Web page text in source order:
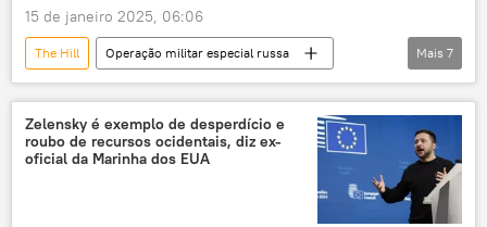
15 de janeiro 2025, 06:06
The Hill
Operação militar especial russa
Rússia
Donald Trump
Vladimir Putin
Ucrânia
Estados Unidos
Federação da Rússia
Mais 7
Zelensky é exemplo de desperdício e
roubo de recursos ocidentais, diz ex-
oficial da Marinha dos EUA